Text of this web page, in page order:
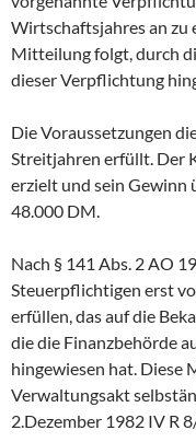
Wirtschaftsjahres an zu
Mitteilung folgt, durch
dieser Verpflichtung
Die Voraussetzungen
Streitjahren erfüllt. Der
erzielt und sein Gewinn
48.000 DM.
Nach § 141 Abs. 2 AO
Steuerpflichtigen erst
erfüllen, das auf die
die die Finanzbehörde
hingewiesen hat. Diese
Verwaltungsakt
2.Dezember 1982 IV R